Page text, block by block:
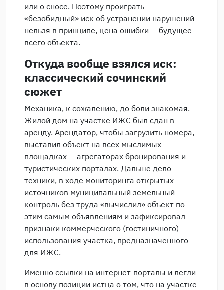
или о сносе. Поэтому проиграть
«безобидный» иск об устранении нарушений
нельзя в принципе, цена ошибки — будущее
всего объекта.
Откуда вообще взялся иск:
классический сочинский
сюжет
Механика, к сожалению, до боли знакомая.
Жилой дом на участке ИЖС был сдан в
аренду. Арендатор, чтобы загрузить номера,
выставил объект на всех мыслимых
площадках — агрегаторах бронирования и
туристических порталах. Дальше дело
техники, в ходе мониторинга открытых
источников муниципальный земельный
контроль без труда «вычислил» объект по
этим самым объявлениям и зафиксировал
признаки коммерческого (гостиничного)
использования участка, предназначенного
для ИЖС.
Именно ссылки на интернет-порталы и легли
в основу позиции истца о том, что на участке